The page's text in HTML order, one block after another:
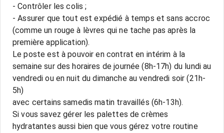
- Contrôler les colis ;
- Assurer que tout est expédié à temps et sans accroc
(comme un rouge à lèvres qui ne tache pas après la
première application).
Le poste est à pouvoir en contrat en intérim à la
semaine sur des horaires de journée (8h-17h) du lundi au
vendredi ou en nuit du dimanche au vendredi soir (21h-
5h)
avec certains samedis matin travaillés (6h-13h).
Si vous savez gérer les palettes de crèmes
hydratantes aussi bien que vous gérez votre routine